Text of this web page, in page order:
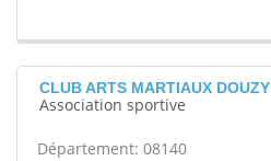
CLUB ARTS MARTIAUX DOUZY
Association sportive
Département: 08140